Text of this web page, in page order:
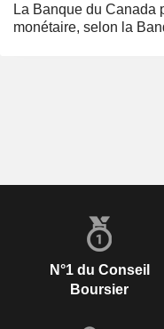
La Banque du Canada
monétaire, selon la
N°1 du Conseil
Boursier